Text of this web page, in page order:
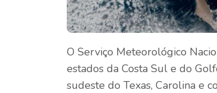
O Serviço Meteorológico
estados da Costa Sul e do
sudeste do Texas, Carolina e